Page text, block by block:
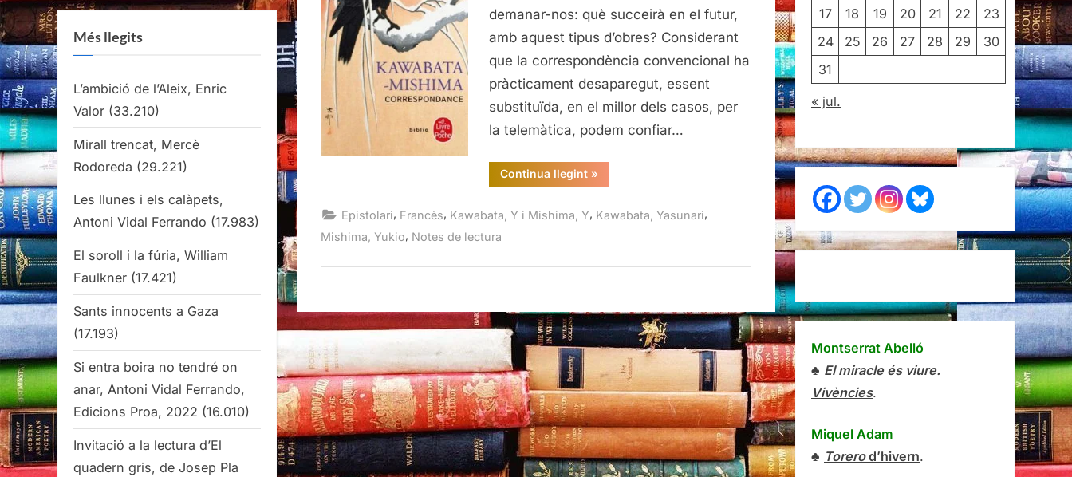
demanar-nos: què succeirà en el futur,
amb aquest tipus d’obres? Considerant
que la correspondència convencional ha
pràcticament desaparegut, essent
substituïda, en el millor dels casos, per
la telemàtica, podem confiar…
Continua llegint“Correspondance,
Kawabata-
»
Epistolari, Francès, Kawabata, Y i Mishima, Y, Kawabata, Yasunari,
Mishima, Yukio, Notes de lectura
Més llegits
L’ambició de l’Aleix, Enric
Valor (33.210)
Mirall trencat, Mercè
Rodoreda (29.221)
Les llunes i els calàpets,
Antoni Vidal Ferrando (17.983)
El soroll i la fúria, William
Faulkner (17.421)
Sants innocents a Gaza
(17.193)
Si entra boira no tendré on
anar, Antoni Vidal Ferrando,
Edicions Proa, 2022 (16.010)
Invitació a la lectura d’El
quadern gris, de Josep Pla
17
18 19 20 21 22
23
24
25 26 27 28 29
30
31
« jul.
Montserrat Abelló
♣ El miracle és viure.
Vivències.
Miquel Adam
♣ Torerod’hivern.